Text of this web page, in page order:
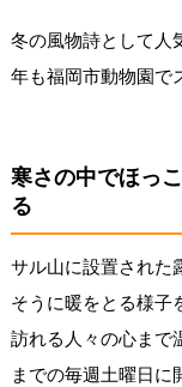
冬の風物詩として人
年も福岡市動物園で
寒さの中でほっ
る
サル山に設置された
そうに暖をとる様子
訪れる人々の心まで
までの毎週土曜日に